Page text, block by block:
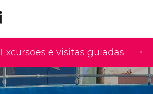
Excursões e visitas guiadas